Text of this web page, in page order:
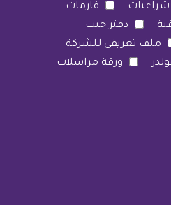
شراعيات
قارمات
دفتر جيب
ملف تعريفي للشركة
ورقة مراسلات